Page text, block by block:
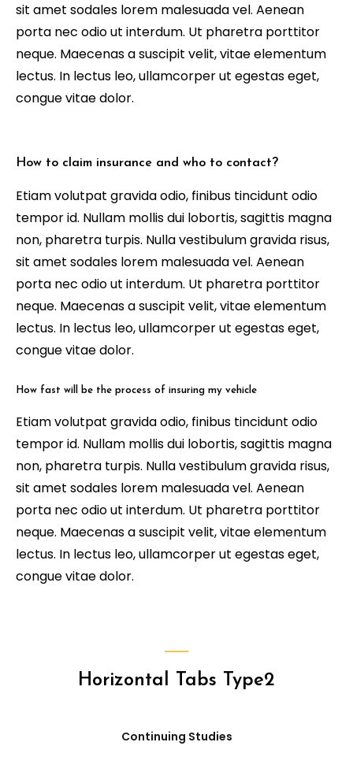
sit amet sodales lorem malesuada vel. Aenean
porta nec odio ut interdum. Ut pharetra porttitor
neque. Maecenas a suscipit velit, vitae elementum
lectus. In lectus leo, ullamcorper ut egestas eget,
congue vitae dolor.
How to claim insurance and who to contact?
Etiam volutpat gravida odio, finibus tincidunt odio
tempor id. Nullam mollis dui lobortis, sagittis magna
non, pharetra turpis. Nulla vestibulum gravida risus,
sit amet sodales lorem malesuada vel. Aenean
porta nec odio ut interdum. Ut pharetra porttitor
neque. Maecenas a suscipit velit, vitae elementum
lectus. In lectus leo, ullamcorper ut egestas eget,
congue vitae dolor.
How fast will be the process of insuring my vehicle
Etiam volutpat gravida odio, finibus tincidunt odio
tempor id. Nullam mollis dui lobortis, sagittis magna
non, pharetra turpis. Nulla vestibulum gravida risus,
sit amet sodales lorem malesuada vel. Aenean
porta nec odio ut interdum. Ut pharetra porttitor
neque. Maecenas a suscipit velit, vitae elementum
lectus. In lectus leo, ullamcorper ut egestas eget,
congue vitae dolor.
Horizontal Tabs Type2
Continuing Studies